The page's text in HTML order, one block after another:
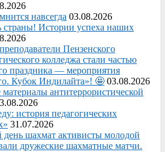
навсегда 03.08.2026
Истории успеха наших
Пензенского
колледжа стали частью
праздника — мероприятия
Кубок Индилайта»! 🤩 03.08.2026
антитеррористической
история педагогических
31.07.2026
шахмат активисты молодой
дружеские шахматные матчи.